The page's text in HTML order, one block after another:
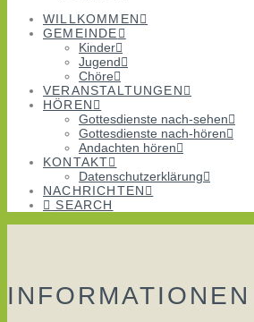
WILLKOMMEN
GEMEINDE
Kinder
Jugend
Chöre
VERANSTALTUNGEN
HÖREN
Gottesdienste nach-sehen
Gottesdienste nach-hören
Andachten hören
KONTAKT
Datenschutzerklärung
NACHRICHTEN
SEARCH
INFORMATIONEN